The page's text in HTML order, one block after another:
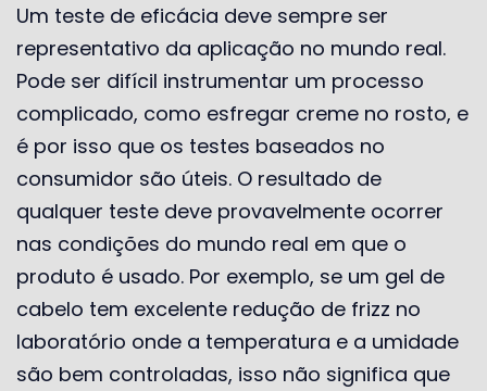
Um teste de eficácia deve sempre ser
representativo da aplicação no mundo real.
Pode ser difícil instrumentar um processo
complicado, como esfregar creme no rosto, e
é por isso que os testes baseados no
consumidor são úteis. O resultado de
qualquer teste deve provavelmente ocorrer
nas condições do mundo real em que o
produto é usado. Por exemplo, se um gel de
cabelo tem excelente redução de frizz no
laboratório onde a temperatura e a umidade
são bem controladas, isso não significa que